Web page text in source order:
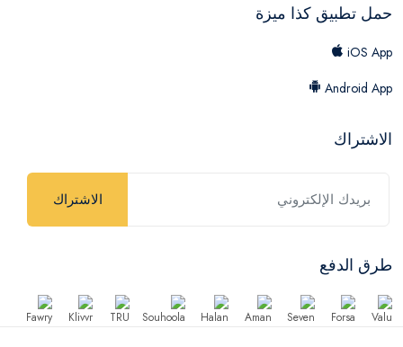
حمل تطبيق كذا ميزة
iOS App
Android App
الاشتراك
الاشتراك
طرق الدفع